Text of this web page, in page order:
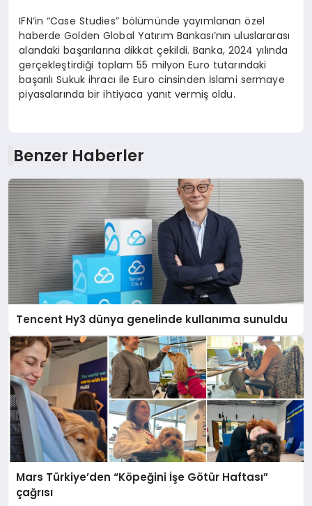
IFN’in “Case Studies” bölümünde yayımlanan özel
haberde Golden Global Yatırım Bankası’nın uluslararası
alandaki başarılarına dikkat çekildi. Banka, 2024 yılında
gerçekleştirdiği toplam 55 milyon Euro tutarındaki
başarılı Sukuk ihracı ile Euro cinsinden İslami sermaye
piyasalarında bir ihtiyaca yanıt vermiş oldu.
Benzer Haberler
Tencent Hy3 dünya genelinde kullanıma sunuldu
Mars Türkiye’den “Köpeğini İşe Götür Haftası”
çağrısı